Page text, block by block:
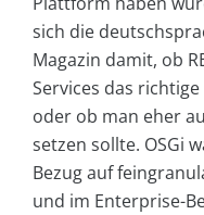
sich die
Magazin damit, ob
Services das
oder ob man eher
setzen sollte. OSGi
Bezug auf
und im Enterprise-